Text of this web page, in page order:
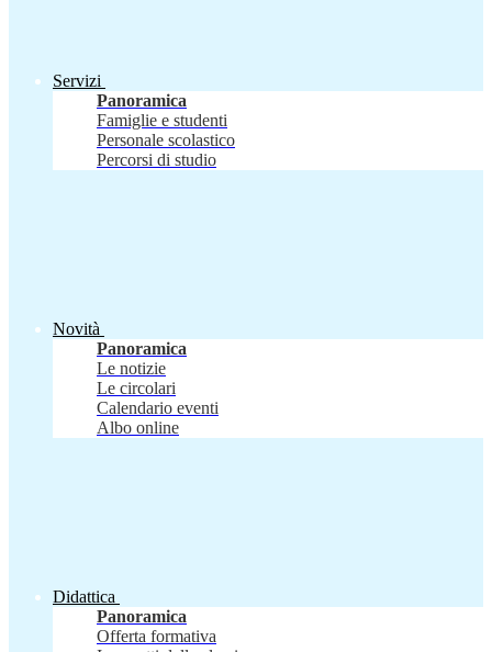
Servizi
Panoramica
Famiglie e studenti
Personale scolastico
Percorsi di studio
Novità
Panoramica
Le notizie
Le circolari
Calendario eventi
Albo online
Didattica
Panoramica
Offerta formativa